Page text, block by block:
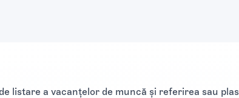
listare a vacanțelor de muncă și referirea sau